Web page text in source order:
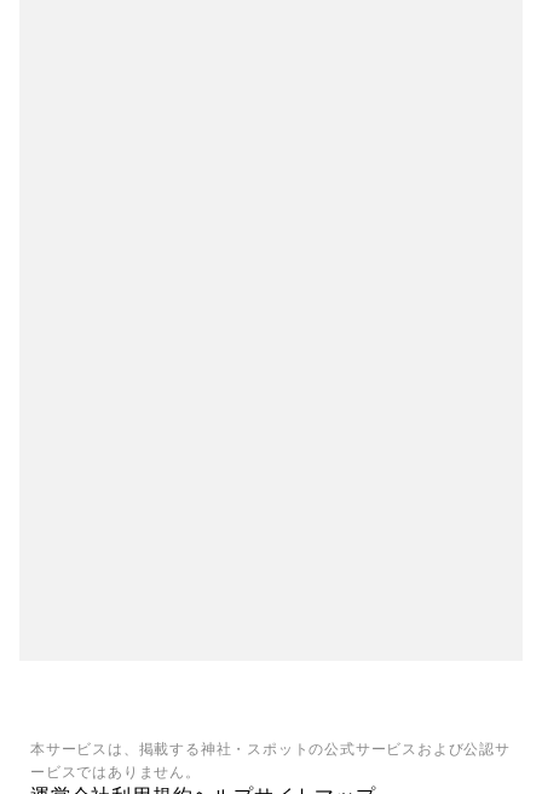
本サービスは、掲載する神社・スポットの公式サービスおよび公認サ
ービスではありません。